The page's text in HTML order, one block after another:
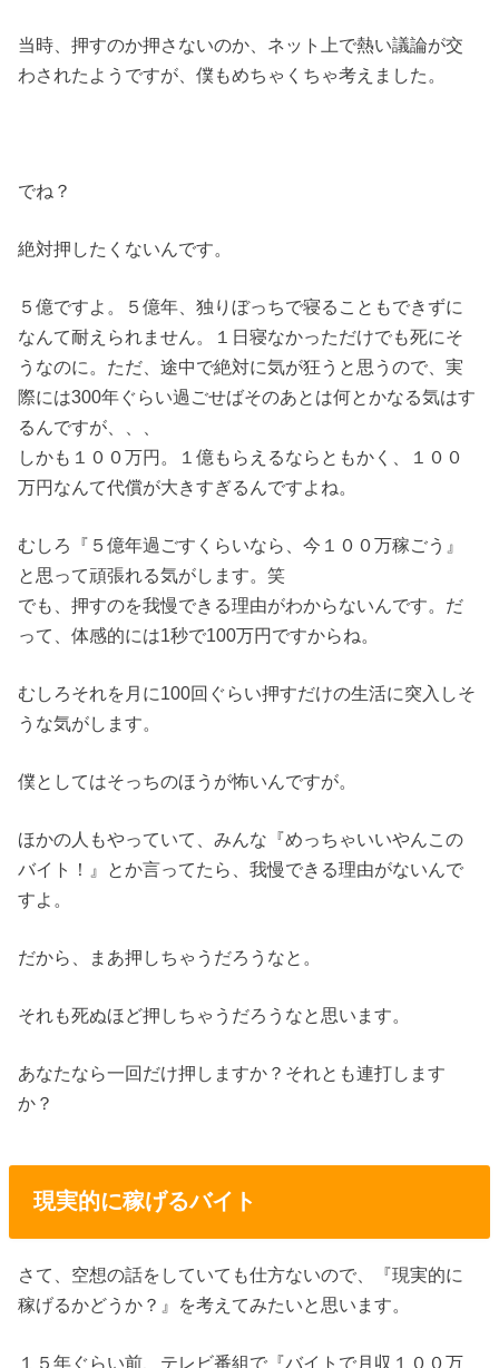
当時、押すのか押さないのか、ネット上で熱い議論が交
わされたようですが、僕もめちゃくちゃ考えました。
でね？
絶対押したくないんです。
５億ですよ。５億年、独りぼっちで寝ることもできずに
なんて耐えられません。１日寝なかっただけでも死にそ
うなのに。ただ、途中で絶対に気が狂うと思うので、実
際には300年ぐらい過ごせばそのあとは何とかなる気はす
るんですが、、、
しかも１００万円。１億もらえるならともかく、１００
万円なんて代償が大きすぎるんですよね。
むしろ『５億年過ごすくらいなら、今１００万稼ごう』
と思って頑張れる気がします。笑
でも、押すのを我慢できる理由がわからないんです。だ
って、体感的には1秒で100万円ですからね。
むしろそれを月に100回ぐらい押すだけの生活に突入しそ
うな気がします。
僕としてはそっちのほうが怖いんですが。
ほかの人もやっていて、みんな『めっちゃいいやんこの
バイト！』とか言ってたら、我慢できる理由がないんで
すよ。
だから、まあ押しちゃうだろうなと。
それも死ぬほど押しちゃうだろうなと思います。
あなたなら一回だけ押しますか？それとも連打します
か？
現実的に稼げるバイト
さて、空想の話をしていても仕方ないので、『現実的に
稼げるかどうか？』を考えてみたいと思います。
１５年ぐらい前、テレビ番組で『バイトで月収１００万